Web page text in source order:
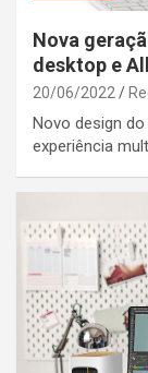
Nova
desktop e
20/06/2022
Novo design
experiência